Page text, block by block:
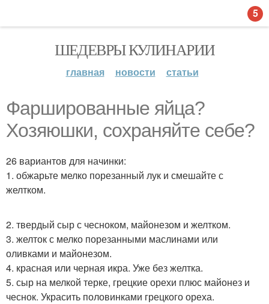
ШЕДЕВРЫ КУЛИНАРИИ
главная новости статьи
Фаршированные яйца?
Хозяюшки, сохраняйте себе?
26 вариантов для начинки:
1. обжарьте мелко порезанный лук и смешайте с
желтком.
2. твердый сыр с чесноком, майонезом и желтком.
3. желток с мелко порезанными маслинами или
оливками и майонезом.
4. красная или черная икра. Уже без желтка.
5. сыр на мелкой терке, грецкие орехи плюс майонез и
чеснок. Украсить половинками грецкого ореха.
5